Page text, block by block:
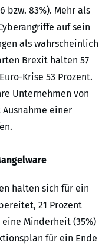
bzw. 83%). Mehr als
auf sein
als wahrscheinlich
Brexit halten 57
Krise 53 Prozent.
Unternehmen von
einer
halten sich für ein
21 Prozent
Minderheit (35%)
für ein Ende